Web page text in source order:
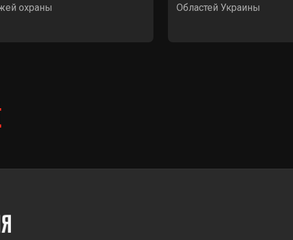
охраны Областей Украины